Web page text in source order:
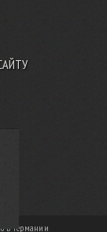
в Германии